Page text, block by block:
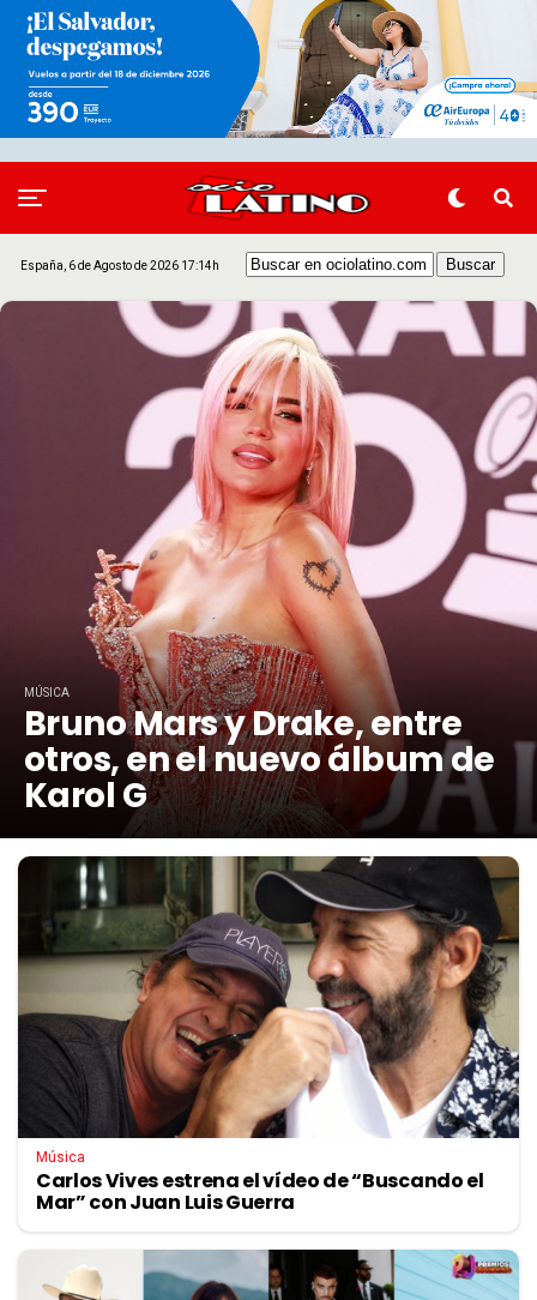
España, 6 de Agosto de 2026 17:14h
MÚSICA
Bruno Mars y Drake, entre
otros, en el nuevo álbum de
Karol G
Música
Carlos Vives estrena el vídeo de “Buscando el
Mar” con Juan Luis Guerra